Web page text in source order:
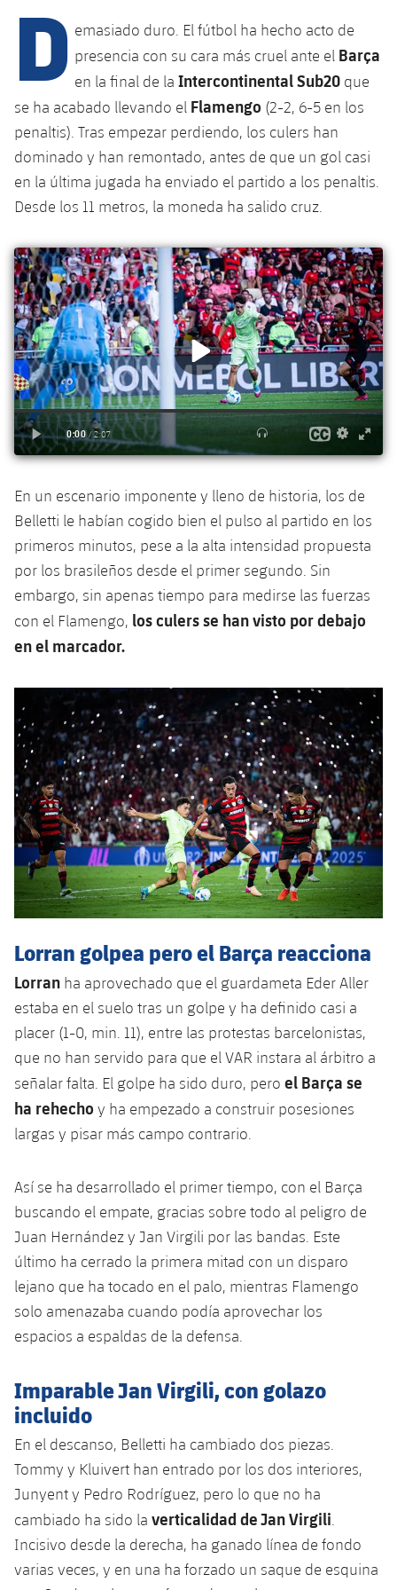
plusicon
más
Instalaciones
Spotify Camp Nou
Palau Blaugrana
Estadi Johan Cruyff
Barça Cafe
Ciutat Esportiva
La Masia
plusicon
más
Servicios
Servicios Médicos
Accesibilidad
plusicon
más
Acreditaciones
Instalaciones
SUB13
SUB12
SUB11 A
SUB11 B
SUB10 A
SUB10 B
SUB9 A
SUB9 B
SUB8 A
SUB8 B
SUB13 B
SUB12 C
SUB11 C
Gameday Shows
Resultados
Clasificación
Fotos
Historia
Palmarés
Barça Atlètic
Cadete A
Cadete B
Infantil B
Mini
PLUSICON
MÁS
Primer Equipo
plusicon
más
Actualidad
Calendario
Resultados
Clasificaciones
Jugadores
Fotos
Historia
Palmarés
Barça Atlètic
plusicon
más
Actualidad
Calendario
Resultados
Clasificaciones
Jugadores
Fotos
Base
plusicon
más
Actualidad
Juvenil
Cadete A
Cadete B
Infantil A
PLUSICON
MÁS
Primer equipo
plusicon
más
Actualidad
Calendario
Entradas
Clasificaciones
Jugadors
Palmarés
Historia
Barça Atlètic
plusicon
más
Actualidad
Calendario
Jugadores
Clasificaciones
Base
plusicon
más
Actualidad
Juvenil
Cadete
Infantil
Alevín
Campus Verano
PLUSICON
MÁS
Primer equipo
plusicon
más
Calendario
Resultados
Clasificaciones
Jugadores
Fotos
Historia
Barça Atlètic
plusicon
más
Actualidad
Resultados
Jugadores
Clasificaciones
plusicon
más
Barça C
Junior
Juvenil
Infantil
Alevín
PLUSICON
MÁS
Información general
plusicon
más
Noticias
Atletismo
plusicon
más
Actualidad
Masculino
Femenino
Agenda
Baloncesto en silla de ruedas
plusicon
más
Actualidad
Jugadores
Calendario
Resultados
Clasificaciones
Hockey sobre hielo
Jugadores
Calendario
Resultados
Hockey hierba
plusicon
más
Hockey Hierba Masculino
Hockey Hierba Femenino
Patinaje artístico
plusicon
más
Plantilla
Escuela de Patinaje
Rugby
plusicon
más
Jugadores
Calendario
Resultados
Clasificaciones
Fotos
Noticias
Voleibol masculino
Voleibol femenino
Apúntate a las amateurs
Apúntate a las amateurs
Carnet de las Secciones Amateurs
PLUSICON
MÁS
League of Legends
VALORANT Game Changers
eFootball
D emasiado duro. El fútbol ha hecho acto de
presencia con su cara más cruel ante el Barça
en la final de la Intercontinental Sub20 que
se ha acabado llevando el Flamengo (2-2, 6-5 en los
penaltis). Tras empezar perdiendo, los culers han
dominado y han remontado, antes de que un gol casi
en la última jugada ha enviado el partido a los penaltis.
Desde los 11 metros, la moneda ha salido cruz.
En un escenario imponente y lleno de historia, los de
Belletti le habían cogido bien el pulso al partido en los
primeros minutos, pese a la alta intensidad propuesta
por los brasileños desde el primer segundo. Sin
embargo, sin apenas tiempo para medirse las fuerzas
con el Flamengo, los culers se han visto por debajo
en el marcador.
Lorran golpea pero el Barça reacciona
Lorran ha aprovechado que el guardameta Eder Aller
estaba en el suelo tras un golpe y ha definido casi a
placer (1-0, min. 11), entre las protestas barcelonistas,
que no han servido para que el VAR instara al árbitro a
señalar falta. El golpe ha sido duro, pero el Barça se
ha rehecho y ha empezado a construir posesiones
largas y pisar más campo contrario.
Así se ha desarrollado el primer tiempo, con el Barça
buscando el empate, gracias sobre todo al peligro de
Juan Hernández y Jan Virgili por las bandas. Este
último ha cerrado la primera mitad con un disparo
lejano que ha tocado en el palo, mientras Flamengo
solo amenazaba cuando podía aprovechar los
espacios a espaldas de la defensa.
Imparable Jan Virgili, con golazo
incluido
En el descanso, Belletti ha cambiado dos piezas.
Tommy y Kluivert han entrado por los dos interiores,
Junyent y Pedro Rodríguez, pero lo que no ha
cambiado ha sido la verticalidad de Jan Virgili
Incisivo desde la derecha, ha ganado línea de fondo
varias veces, y en una ha forzado un saque de esquina